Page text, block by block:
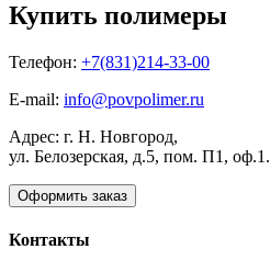
Купить полимеры
Телефон: +7(831)214-33-00
E-mail: info@povpolimer.ru
Адрес: г. Н. Новгород,
ул. Белозерская, д.5, пом. П1, оф.1.
Оформить заказ
Контакты